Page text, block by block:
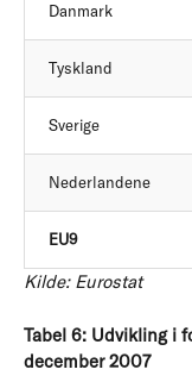
Danmark
Tyskland
Sverige
Nederlandene
EU9
Kilde: Eurostat
Tabel 6: Udvikling i
december 2007